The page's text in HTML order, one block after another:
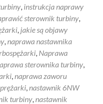
, instrukcja naprawy
sterownik turbiny,
, jakie są objawy
,naprawa nastawnika
, Naprawa
sterownika turbiny,
,naprawa zaworu
,nastawnik 6NW
turbiny,nastawnik